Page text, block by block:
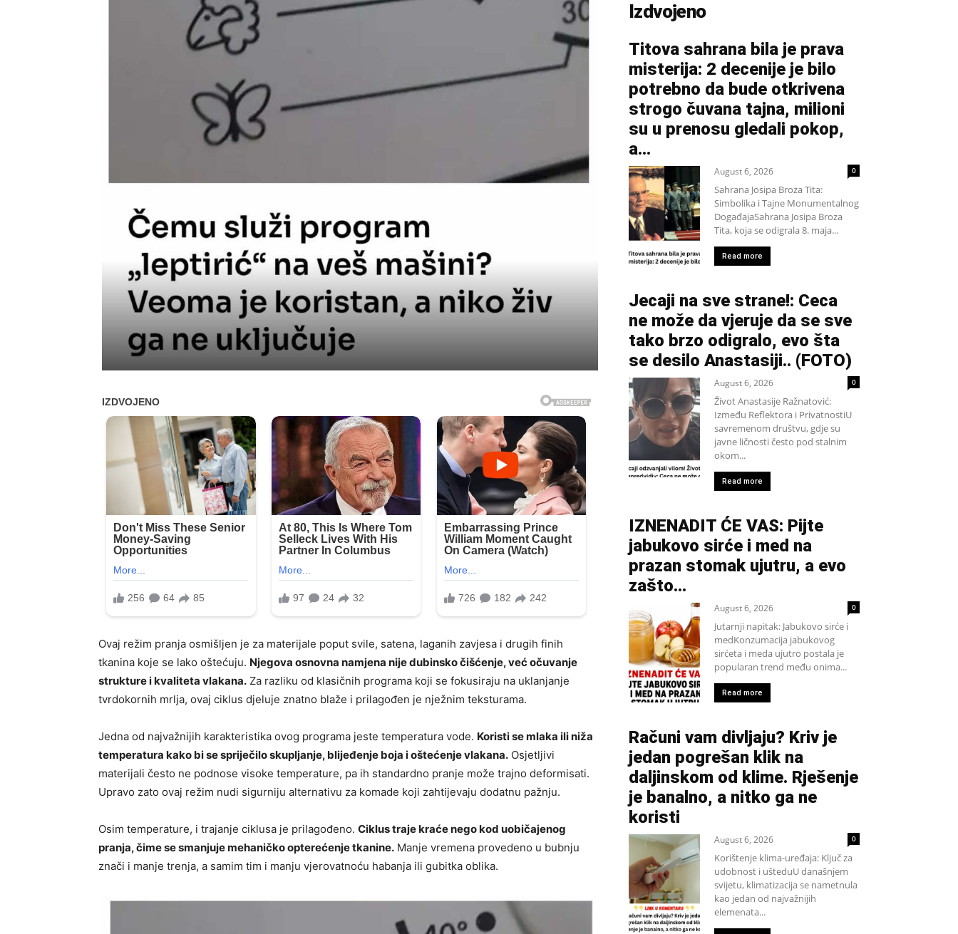
Ovaj režim pranja osmišljen je za materijale poput svile, satena, laganih zavjesa i drugih finih
tkanina koje se lako oštećuju. Njegova osnovna namjena nije dubinsko čišćenje, već očuvanje
strukture i kvaliteta vlakana. Za razliku od klasičnih programa koji se fokusiraju na uklanjanje
tvrdokornih mrlja, ovaj ciklus djeluje znatno blaže i prilagođen je nježnim teksturama.
Jedna od najvažnijih karakteristika ovog programa jeste temperatura vode. Koristi se mlaka ili niža
temperatura kako bi se spriječilo skupljanje, blijeđenje boja i oštećenje vlakana. Osjetljivi
materijali često ne podnose visoke temperature, pa ih standardno pranje može trajno deformisati.
Upravo zato ovaj režim nudi sigurniju alternativu za komade koji zahtijevaju dodatnu pažnju.
Osim temperature, i trajanje ciklusa je prilagođeno. Ciklus traje kraće nego kod uobičajenog
pranja, čime se smanjuje mehaničko opterećenje tkanine. Manje vremena provedeno u bubnju
znači i manje trenja, a samim tim i manju vjerovatnoću habanja ili gubitka oblika.
Izdvojeno
Titova sahrana bila je prava
misterija: 2 decenije je bilo
potrebno da bude otkrivena
strogo čuvana tajna, milioni
su u prenosu gledali pokop,
a...
August 6, 2026 0
Sahrana Josipa Broza Tita:
Simbolika i Tajne Monumentalnog
DogađajaSahrana Josipa Broza
Tita, koja se odigrala 8. maja...
Read more
Jecaji na sve strane!: Ceca
ne može da vjeruje da se sve
tako brzo odigralo, evo šta
se desilo Anastasiji.. (FOTO)
August 6, 2026 0
Život Anastasije Ražnatović:
Između Reflektora i PrivatnostiU
savremenom društvu, gdje su
javne ličnosti često pod stalnim
okom...
Read more
IZNENADIT ĆE VAS: Pijte
jabukovo sirće i med na
prazan stomak ujutru, a evo
zašto…
August 6, 2026 0
Jutarnji napitak: Jabukovo sirće i
medKonzumacija jabukovog
sirćeta i meda ujutro postala je
popularan trend među onima...
Read more
Računi vam divljaju? Kriv je
jedan pogrešan klik na
daljinskom od klime. Rješenje
je banalno, a nitko ga ne
koristi
August 6, 2026 0
Korištenje klima-uređaja: Ključ za
udobnost i ušteduU današnjem
svijetu, klimatizacija se nametnula
kao jedan od najvažnijih
elemenata...